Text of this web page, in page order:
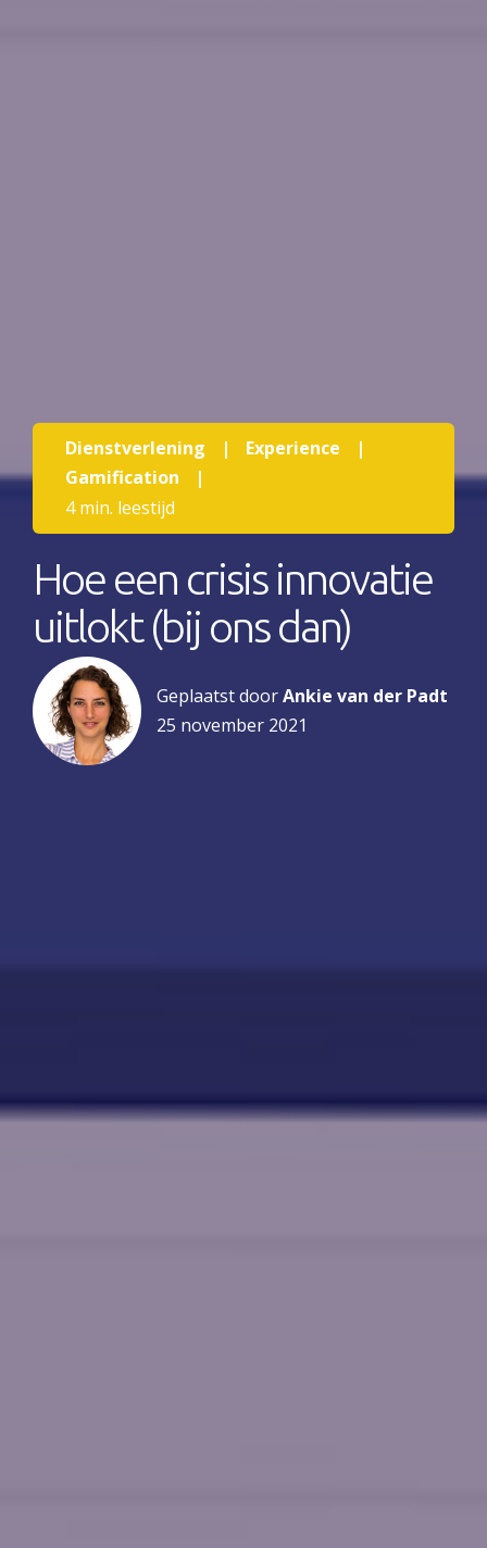
Dienstverlening | Experience
|
Gamification
|
4 min. leestijd
Hoe een crisis innovatie
uitlokt (bij ons dan)
Geplaatst doorAnkie van der Padt
25 november 2021